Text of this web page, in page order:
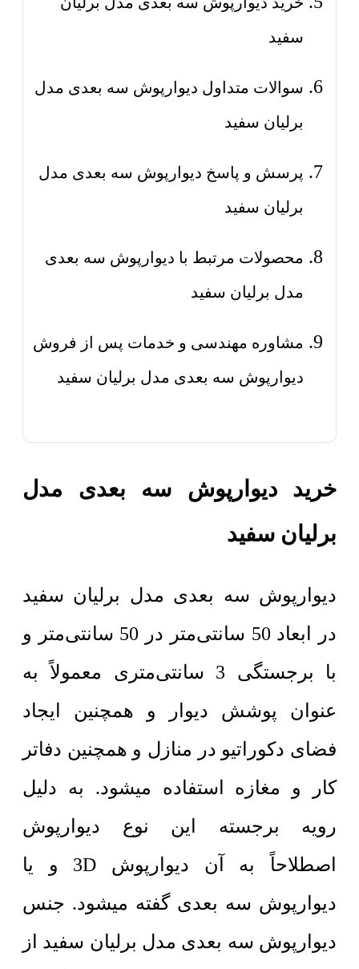
سفید
سوالات متداول دیوارپوش سه بعدی مدل
برلیان سفید
پرسش و پاسخ دیوارپوش سه بعدی مدل
برلیان سفید
محصولات مرتبط با دیوارپوش سه بعدی
مدل برلیان سفید
مشاوره مهندسی و خدمات پس از فروش
دیوارپوش سه بعدی مدل برلیان سفید
خرید دیوارپوش سه بعدی مدل
برلیان سفید
دیوارپوش سه بعدی مدل برلیان سفید
در ابعاد 50 سانتی‌متر در 50 سانتی‌متر و
با برجستگی 3 سانتی‌متری معمولاً به
عنوان پوشش دیوار و همچنین ایجاد
فضای دکوراتیو در منازل و همچنین دفاتر
کار و مغازه استفاده میشود. به دلیل
رویه برجسته این نوع دیوارپوش
اصطلاحاً به آن دیوارپوش 3D و یا
دیوارپوش سه بعدی گفته میشود. جنس
دیوارپوش سه بعدی مدل برلیان سفید از